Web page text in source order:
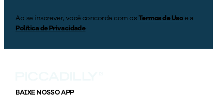
Ao se inscrever, você concorda com osTermos de Usoe a
Política de Privacidade.
BAIXE NOSSO APP